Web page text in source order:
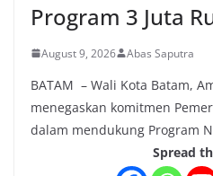
Program 3 Juta
August 9, 2026 Abas Saputra
BATAM – Wali Kota Batam,
menegaskan komitmen
dalam mendukung Program
Spread